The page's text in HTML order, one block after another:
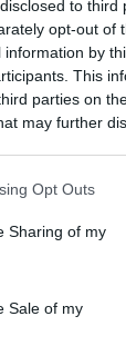
to third
opt-out of
by
This
parties on
may further
Opt Outs
Sharing of my
Sale of my
λίγες ημέρες
πλέον στο
‑ Πνιγμός
με
ο
Αμπραζής, και ο
Παιδί 2,5
μπαλκόνι –